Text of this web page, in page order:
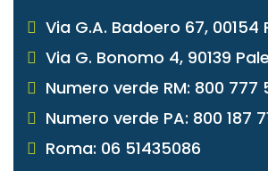
Via G.A. Badoero 67, 00154
Via G. Bonomo 4, 90139
Numero verde RM: 800 777
Numero verde PA: 800 187
Roma: 06 51435086